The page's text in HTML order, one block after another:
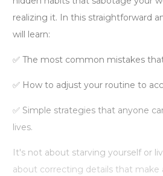
realizing it. In this straightforward
will learn:
✅ The most common mistakes
✅ How to adjust your routine to
✅ Simple strategies that anyone
lives.
It's not about starving yourself or
about correcting details that make